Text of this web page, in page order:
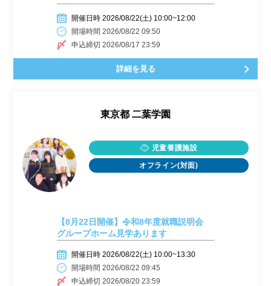
開催日時 2026/08/22(土) 10:00~12:00
開場時間 2026/08/22 09:50
申込締切 2026/08/17 23:59
詳細を見る
東京都 二葉学園
児童養護施設
オフライン(対面)
【8月22日開催】令和8年度就職説明会
グループホーム見学あります
開催日時 2026/08/22(土) 10:00~13:30
開場時間 2026/08/22 09:45
申込締切 2026/08/20 23:59